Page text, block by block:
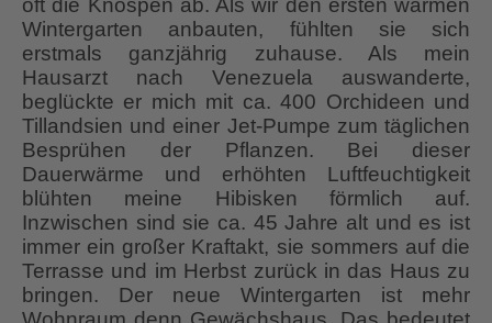
oft die Knospen ab. Als wir den ersten warmen
Wintergarten anbauten, fühlten sie sich
erstmals ganzjährig zuhause. Als mein
Hausarzt nach Venezuela auswanderte,
beglückte er mich mit ca. 400 Orchideen und
Tillandsien und einer Jet-Pumpe zum täglichen
Besprühen der Pflanzen. Bei dieser
Dauerwärme und erhöhten Luftfeuchtigkeit
blühten meine Hibisken förmlich auf.
Inzwischen sind sie ca. 45 Jahre alt und es ist
immer ein großer Kraftakt, sie sommers auf die
Terrasse und im Herbst zurück in das Haus zu
bringen. Der neue Wintergarten ist mehr